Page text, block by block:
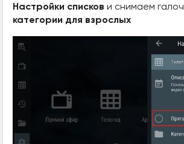
Настройки списков и снимаем
категории для взрослых